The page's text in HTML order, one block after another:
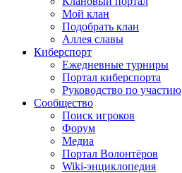
Мой клан
Подобрать клан
Аллея славы
Киберспорт
Ежедневные турниры
Портал киберспорта
Руководство по участию
Сообщество
Поиск игроков
Форум
Медиа
Портал Волонтёров
Wiki-энциклопедия